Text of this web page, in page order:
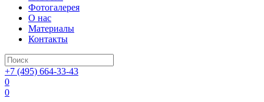
Фотогалерея
О нас
Материалы
Контакты
+7 (495) 664-33-43
0
0